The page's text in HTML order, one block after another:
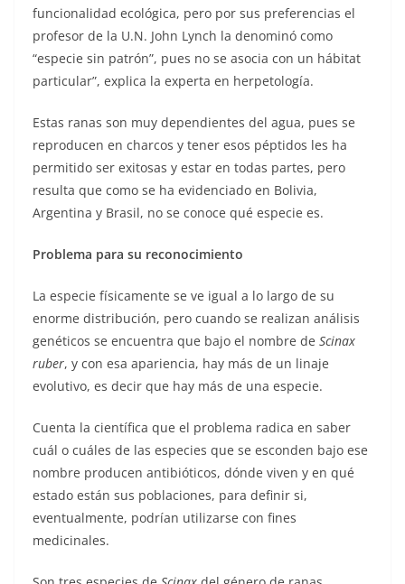
funcionalidad ecológica, pero por sus preferencias el
profesor de la U.N. John Lynch la denominó como
“especie sin patrón”, pues no se asocia con un hábitat
particular”, explica la experta en herpetología.
Estas ranas son muy dependientes del agua, pues se
reproducen en charcos y tener esos péptidos les ha
permitido ser exitosas y estar en todas partes, pero
resulta que como se ha evidenciado en Bolivia,
Argentina y Brasil, no se conoce qué especie es.
Problema para su reconocimiento
La especie físicamente se ve igual a lo largo de su
enorme distribución, pero cuando se realizan análisis
genéticos se encuentra que bajo el nombre de Scinax
ruber, y con esa apariencia, hay más de un linaje
evolutivo, es decir que hay más de una especie.
Cuenta la científica que el problema radica en saber
cuál o cuáles de las especies que se esconden bajo ese
nombre producen antibióticos, dónde viven y en qué
estado están sus poblaciones, para definir si,
eventualmente, podrían utilizarse con fines
medicinales.